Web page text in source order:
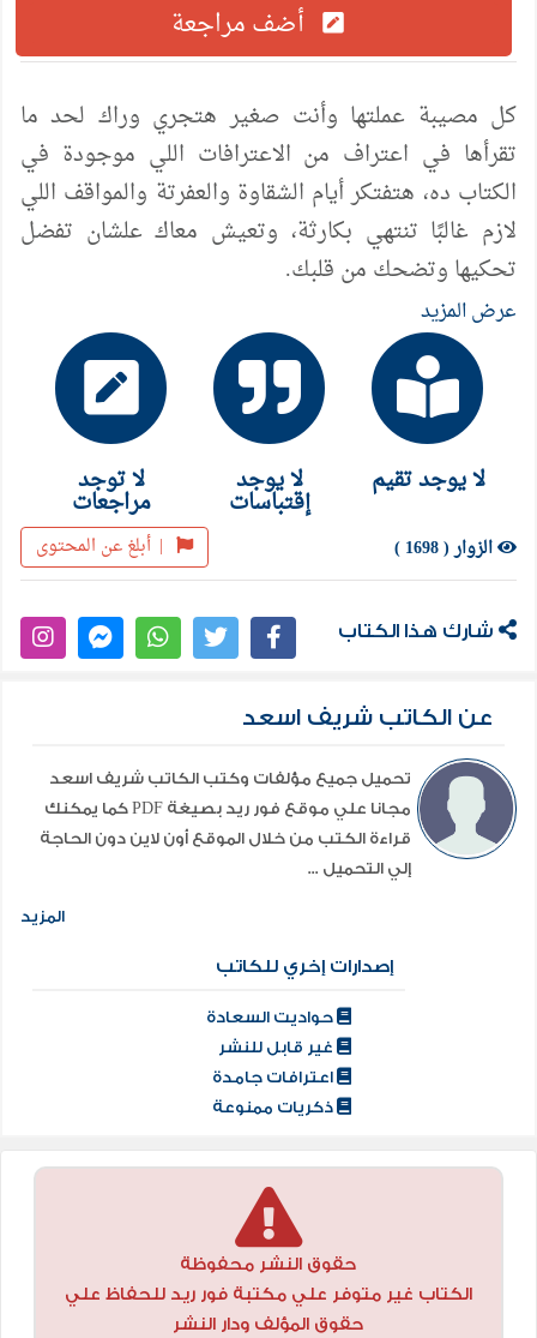
أضف مراجعة
كل مصيبة عملتها وأنت صغير هتجري وراك لحد ما
تقرأها في اعتراف من الاعترافات اللي موجودة في
الكتاب ده، هتفتكر أيام الشقاوة والعفرتة والمواقف اللي
لازم غالبًا تنتهي بكارثة، وتعيش معاك علشان تفضل
تحكيها وتضحك من قلبك.
كل قصة من الكتاب هيقرأها الكبار والصغار ويضحكوا زي
ما اتعودنا، العائلات هتتجمع والابتسامة هتنتشر مع
مطلع كل حدوتة.
الجزء الخامس من سلسلة اعترافات جامدة اللي يتم
السنة دي حداشر سنة من الحكايات، حكايات كانت
منسية لكن افتكرناها؛ علشان تكون كاملة الضحك والفرح
اللي اتعودنا عليه مع بعض لسنوات وسنوات، رغم كل
منغصات الحياة من حوالينا.
وكما جرت العادة نعدكم بضحكة من القلب، وابتسامة
صافية في وسط هموم الحياة… أرجوكم قاموا النكد.
عرض المزيد
لا يوجد تقيم لا يوجد
إقتباسات
لا توجد
مراجعات
| أبلغ عن المحتوى الزوار ( 1698 )
شارك هذا الكتاب
عن الكاتب شريف اسعد
تحميل جميع مؤلفات وكتب الكاتب شريف اسعد
مجانا علي موقع فور ريد بصيغة PDF كما يمكنك
قراءة الكتب من خلال الموقع أون لاين دون الحاجة
إلي التحميل ...
المزيد
إصدارات إخري للكاتب
حواديت السعادة
غير قابل للنشر
اعترافات جامدة
ذكريات ممنوعة
حقوق النشر محفوظة
الكتاب غير متوفر علي مكتبة فور ريد للحفاظ علي
حقوق المؤلف ودار النشر